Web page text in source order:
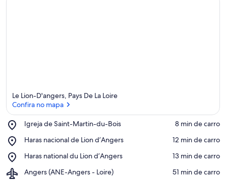
Le Lion-D'angers, Pays De La Loire
Confira no mapa
Igreja de Saint-Martin-du-Bois
Place,
de
Martin-
du-
Bois
‪8 min de carro‬
Haras nacional de Lion d’Angers
Place,
nacional
Lion
‪12 min de carro‬
Haras national du Lion d’Angers
Place,
national
‪13 min de carro‬
Angers (ANE-Angers - Loire)
Airport,
‪51 min de carro‬